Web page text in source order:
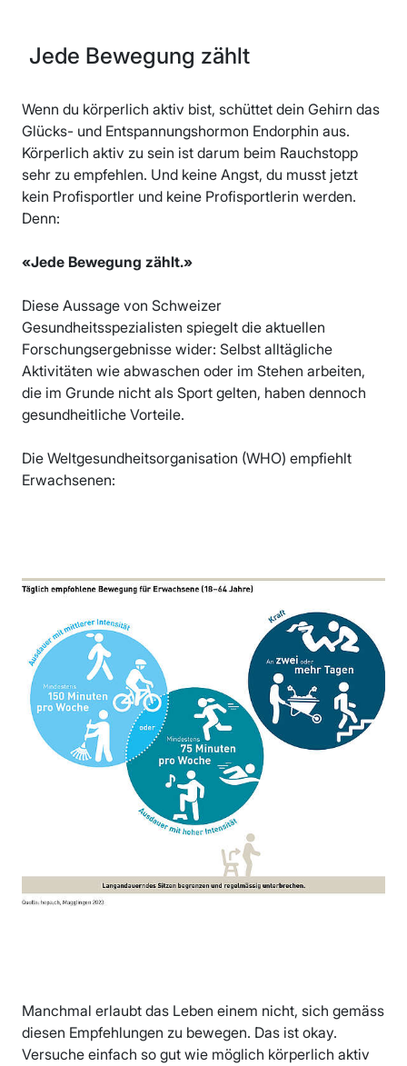
Jede Bewegung zählt
Wenn du körperlich aktiv bist, schüttet dein Gehirn das
Glücks- und Entspannungshormon Endorphin aus.
Körperlich aktiv zu sein ist darum beim Rauchstopp
sehr zu empfehlen. Und keine Angst, du musst jetzt
kein Profisportler und keine Profisportlerin werden.
Denn:
«Jede Bewegung zählt.»
Diese Aussage von Schweizer
Gesundheitsspezialisten spiegelt die aktuellen
Forschungsergebnisse wider: Selbst alltägliche
Aktivitäten wie abwaschen oder im Stehen arbeiten,
die im Grunde nicht als Sport gelten, haben dennoch
gesundheitliche Vorteile.
Die Weltgesundheitsorganisation (WHO) empfiehlt
Erwachsenen:
Manchmal erlaubt das Leben einem nicht, sich gemäss
diesen Empfehlungen zu bewegen. Das ist okay.
Versuche einfach so gut wie möglich körperlich aktiv